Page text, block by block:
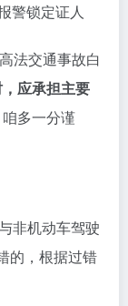
警锁定证人
法交通事故白
应承担主要
多一分谨
非机动车驾驶
的，根据过错